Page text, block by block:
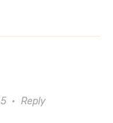
· Reply